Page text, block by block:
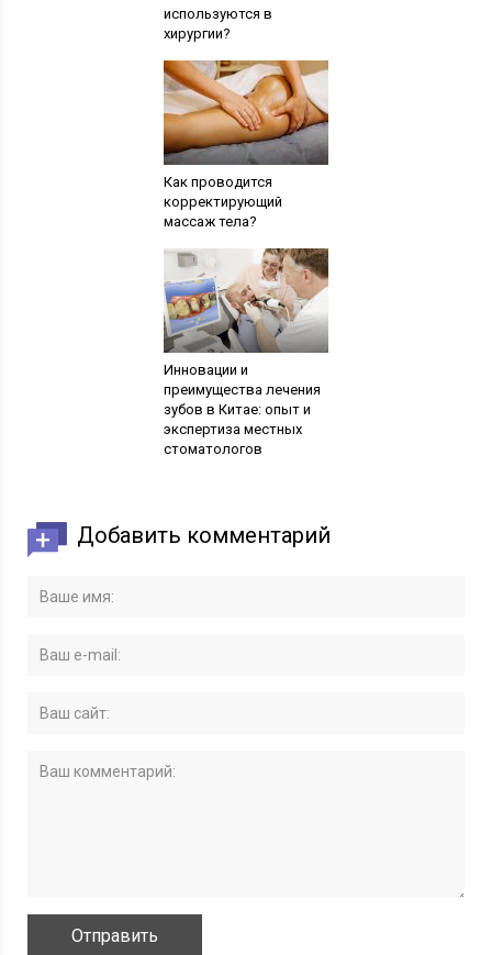
используются в
хирургии?
Как проводится
корректирующий
массаж тела?
Инновации и
преимущества лечения
зубов в Китае: опыт и
экспертиза местных
стоматологов
Добавить комментарий